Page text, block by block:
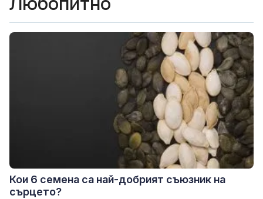
Кои 6 семена са най-добрият съюзник на
сърцето?